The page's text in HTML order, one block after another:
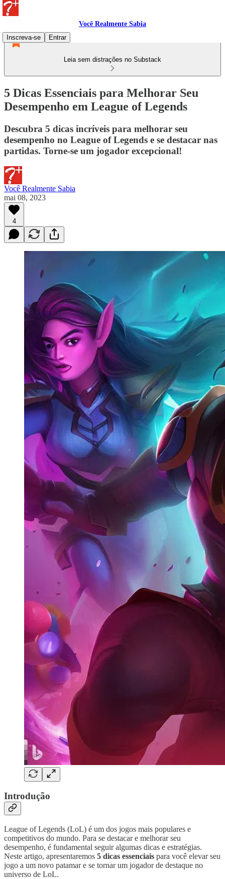
Você Realmente Sabia
Inscreva-se
Entrar
Leia sem distrações no Substack
5 Dicas Essenciais para Melhorar Seu
Desempenho em League of Legends
Descubra 5 dicas incríveis para melhorar seu
desempenho no League of Legends e se destacar nas
partidas. Torne-se um jogador excepcional!
Você Realmente Sabia
mai 08, 2023
4
Introdução
League of Legends (LoL) é um dos jogos mais populares e
competitivos do mundo. Para se destacar e melhorar seu
desempenho, é fundamental seguir algumas dicas e estratégias.
Neste artigo, apresentaremos 5 dicas essenciais para você elevar seu
jogo a um novo patamar e se tornar um jogador de destaque no
universo de LoL.